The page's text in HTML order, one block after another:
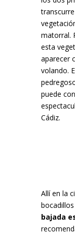
matorral.
esta
aparecer
volando.
puede
Cádiz.
Allí en la
bajada